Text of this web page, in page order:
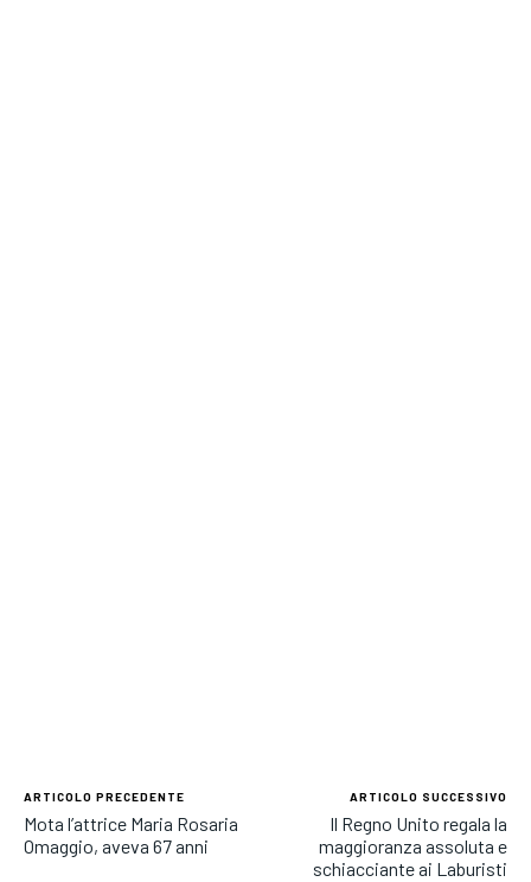
ARTICOLO PRECEDENTE
Mota l’attrice Maria Rosaria
Omaggio, aveva 67 anni
ARTICOLO SUCCESSIVO
Il Regno Unito regala la
maggioranza assoluta e
schiacciante ai Laburisti